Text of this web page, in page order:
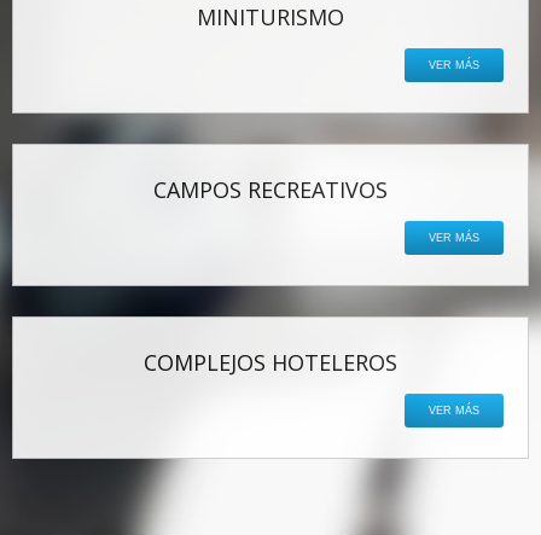
MINITURISMO
VER MÁS
CAMPOS RECREATIVOS
VER MÁS
COMPLEJOS HOTELEROS
VER MÁS